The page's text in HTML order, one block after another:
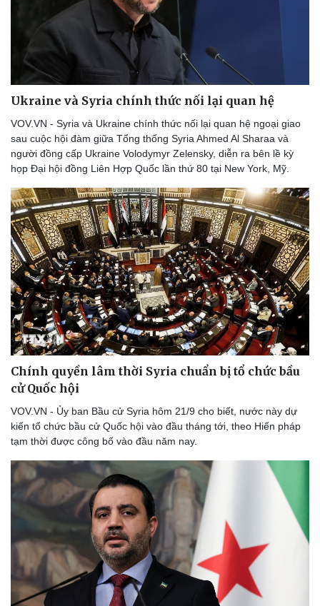
Ukraine và Syria chính thức nối lại quan hệ
VOV.VN - Syria và Ukraine chính thức nối lại quan hệ ngoại giao
sau cuộc hội đàm giữa Tổng thống Syria Ahmed Al Sharaa và
người đồng cấp Ukraine Volodymyr Zelensky, diễn ra bên lề kỳ
họp Đại hội đồng Liên Hợp Quốc lần thứ 80 tại New York, Mỹ.
Chính quyền lâm thời Syria chuẩn bị tổ chức bầu
cử Quốc hội
VOV.VN - Ủy ban Bầu cử Syria hôm 21/9 cho biết, nước này dự
kiến tổ chức bầu cử Quốc hội vào đầu tháng tới, theo Hiến pháp
tạm thời được công bố vào đầu năm nay.